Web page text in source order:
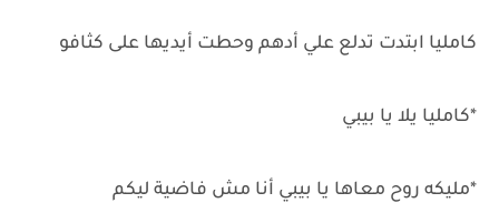
كامليا ابتدت تدلع علي أدهم وحطت أيديها على كثافو
*كامليا يلا يا بيبي
*مليكه روح معاها يا بيبي أنا مش فاضية ليكم